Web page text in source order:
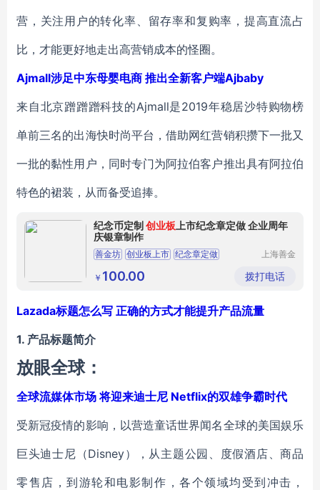
营，关注用户的转化率、留存率和复购率，提高直流占
比，才能更好地走出高营销成本的怪圈。
Ajmall涉足中东母婴电商 推出全新客户端Ajbaby
来自北京蹭蹭蹭科技的Ajmall是2019年稳居沙特购物榜
单前三名的出海快时尚平台，借助网红营销积攒下一批又
一批的黏性用户，同时专门为阿拉伯客户推出具有阿拉伯
特色的裙装，从而备受追捧。
纪念币定制创业板 上市纪念章定做 企业周年
庆银章制作
善金坊 创业板上市 纪念章定做
银章制作
上海善金
限公司
￥ 100.00 拨打电话
Lazada标题怎么写 正确的方式才能提升产品流量
1. 产品标题简介
放眼全球：
全球流媒体市场 将迎来迪士尼 Netflix的双雄争霸时代
受新冠疫情的影响，以营造童话世界闻名全球的美国娱乐
巨头迪士尼（Disney），从主题公园、度假酒店、商品
零售店，到游轮和电影制作，各个领域均受到冲击，